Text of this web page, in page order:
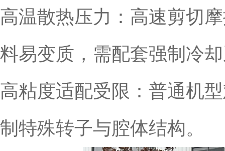
高温散热压力：高速剪切
料易变质，需配套强制冷
高粘度适配受限：普通机
制特殊转子与腔体结构。